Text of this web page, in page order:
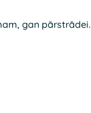
gan pārstrādei.